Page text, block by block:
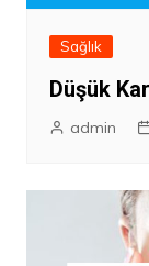
Sağlık
Düşük
admin